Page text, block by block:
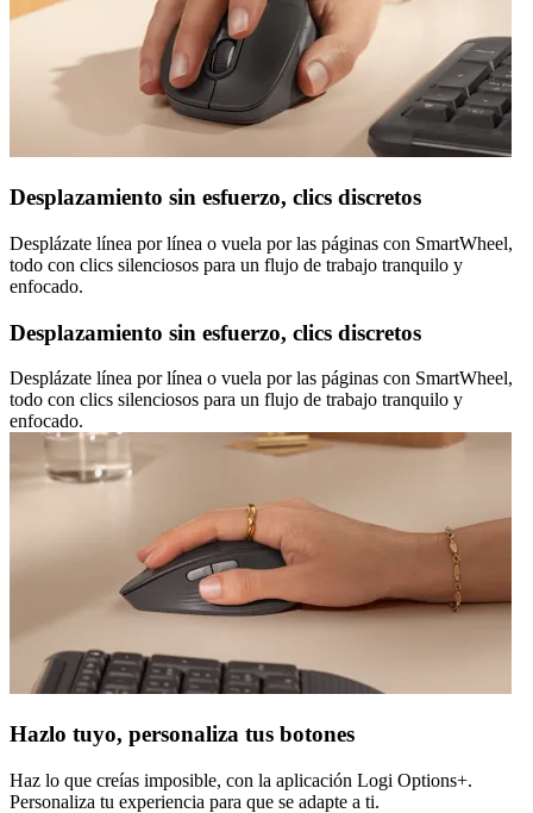
Desplazamiento sin esfuerzo, clics discretos
Desplázate línea por línea o vuela por las páginas con SmartWheel,
todo con clics silenciosos para un flujo de trabajo tranquilo y
enfocado.
Desplazamiento sin esfuerzo, clics discretos
Desplázate línea por línea o vuela por las páginas con SmartWheel,
todo con clics silenciosos para un flujo de trabajo tranquilo y
enfocado.
Hazlo tuyo, personaliza tus botones
Haz lo que creías imposible, con la aplicación Logi Options+.
Personaliza tu experiencia para que se adapte a ti.